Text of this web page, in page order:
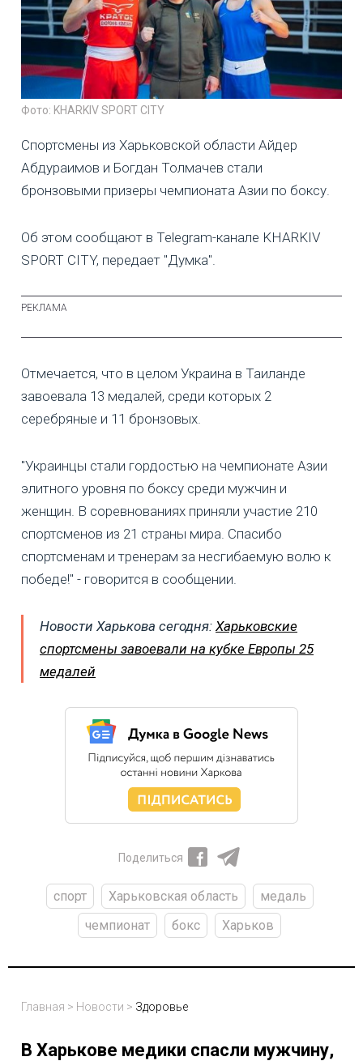
Фото: KHARKIV SPORT CITY
Спортсмены из Харьковской области Айдер
Абдураимов и Богдан Толмачев стали
бронзовыми призеры чемпионата Азии по боксу.
Об этом сообщают в Telegram-канале KHARKIV
SPORT CITY, передает "Думка".
Отмечается, что в целом Украина в Таиланде
завоевала 13 медалей, среди которых 2
серебряные и 11 бронзовых.
"Украинцы стали гордостью на чемпионате Азии
элитного уровня по боксу среди мужчин и
женщин. В соревнованиях приняли участие 210
спортсменов из 21 страны мира. Спасибо
спортсменам и тренерам за несгибаемую волю к
победе!" - говорится в сообщении.
Новости Харькова сегодня: Харьковские
спортсмены завоевали на кубке Европы 25
медалей
Поделиться
спорт Харьковская область
медаль
чемпионат
бокс Харьков
Главная > Новости > Здоровье
В Харькове медики спасли мужчину,